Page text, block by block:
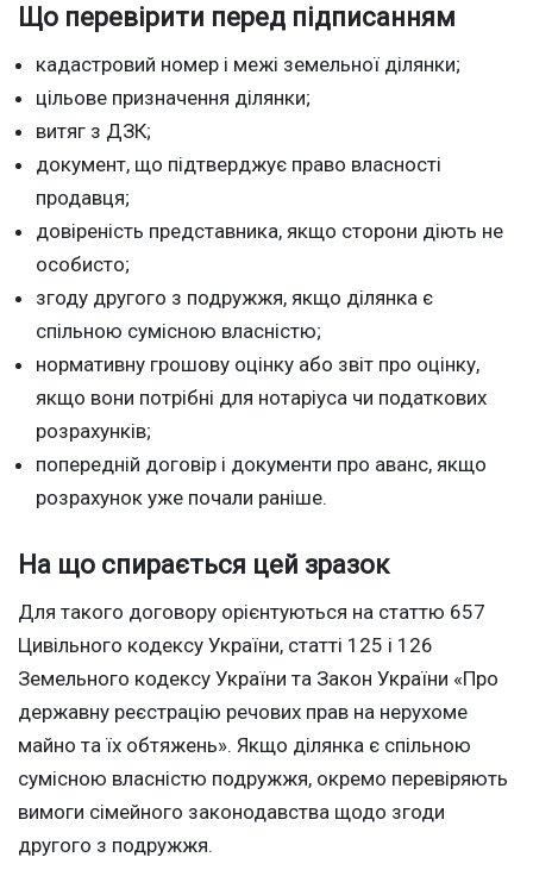
Що перевірити перед підписанням
кадастровий номер і межі земельної ділянки;
цільове призначення ділянки;
витяг з ДЗК;
документ, що підтверджує право власності
продавця;
довіреність представника, якщо сторони діють не
особисто;
згоду другого з подружжя, якщо ділянка є
спільною сумісною власністю;
нормативну грошову оцінку або звіт про оцінку,
якщо вони потрібні для нотаріуса чи податкових
розрахунків;
попередній договір і документи про аванс, якщо
розрахунок уже почали раніше.
На що спирається цей зразок
Для такого договору орієнтуються на статтю 657
Цивільного кодексу України, статті 125 і 126
Земельного кодексу України та Закон України «Про
державну реєстрацію речових прав на нерухоме
майно та їх обтяжень». Якщо ділянка є спільною
сумісною власністю подружжя, окремо перевіряють
вимоги сімейного законодавства щодо згоди
другого з подружжя.